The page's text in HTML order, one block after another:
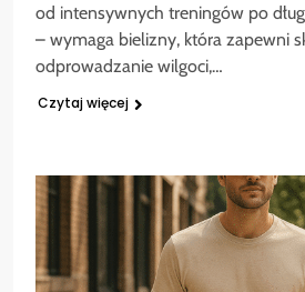
od intensywnych treningów po
– wymaga bielizny, która zapewni
odprowadzanie wilgoci,…
Czytaj więcej